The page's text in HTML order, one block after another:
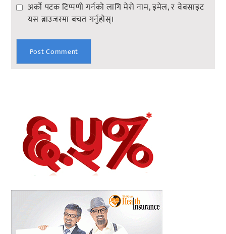
अर्को पटक टिप्पणी गर्नको लागि मेरो नाम, इमेल, र वेबसाइट
यस ब्राउजरमा बचत गर्नुहोस्।